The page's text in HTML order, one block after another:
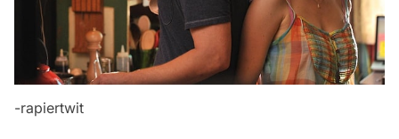
-rapiertwit